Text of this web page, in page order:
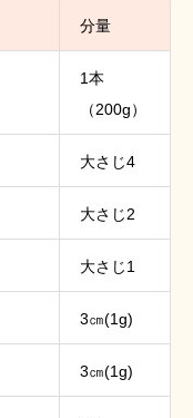
分量
1本
（200g）
大さじ4
大さじ2
大さじ1
3㎝(1g)
3㎝(1g)